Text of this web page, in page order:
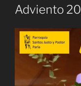
EL
Adviento